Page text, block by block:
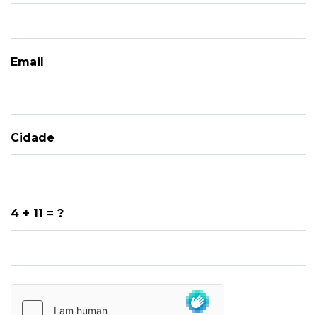
Email
Cidade
4 + 11 = ?